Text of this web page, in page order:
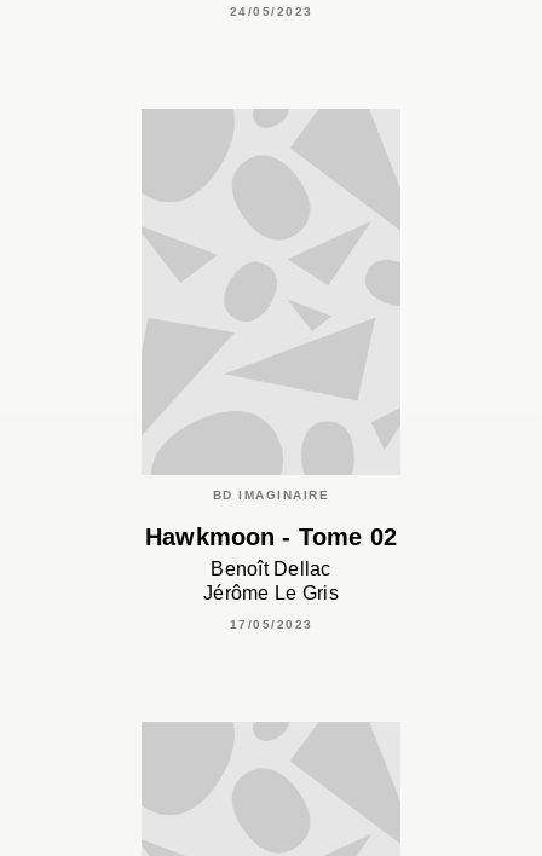
24/05/2023
BD IMAGINAIRE
Hawkmoon - Tome 02
Benoît Dellac
Jérôme Le Gris
17/05/2023